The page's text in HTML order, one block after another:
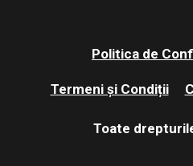
Politica de
Termeni și Condiții
Toate